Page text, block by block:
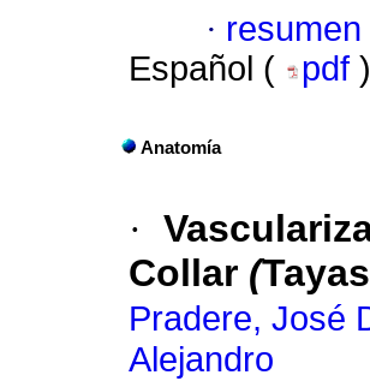
·
Español (
pdf )
Anatomía
·
Collar (
Pradere, José
Alejandro